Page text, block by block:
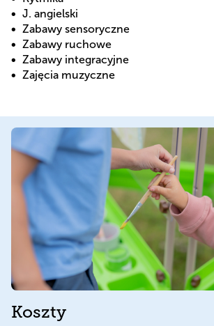
J. angielski
Zabawy sensoryczne
Zabawy ruchowe
Zabawy integracyjne
Zajęcia muzyczne
Koszty